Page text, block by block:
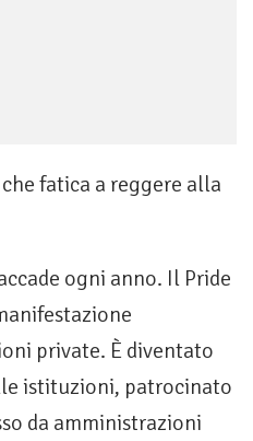
fatica a reggere alla
ogni anno. Il Pride
private. È diventato
istituzioni, patrocinato
da amministrazioni